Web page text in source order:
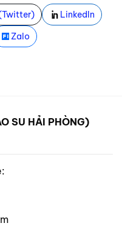
LinkedIn
Zalo
SU HẢI PHÒNG)